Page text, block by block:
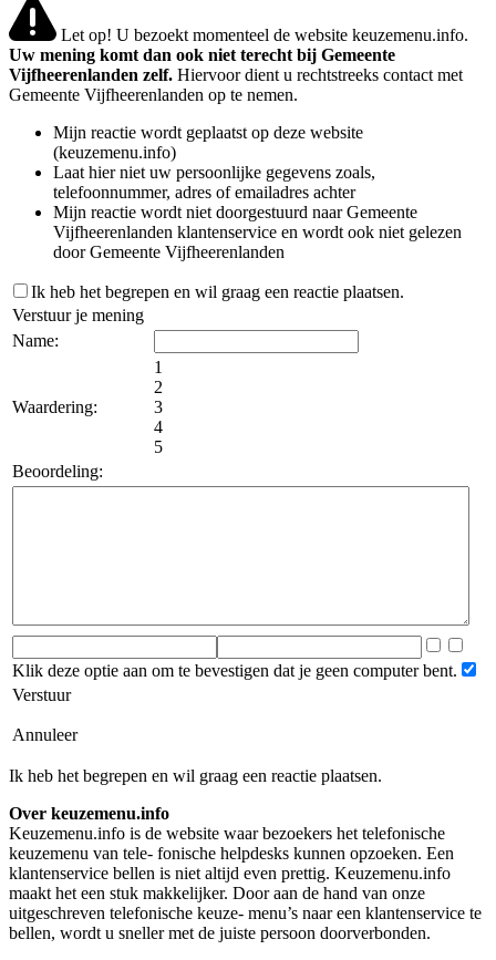
Let op! U bezoekt momenteel de website keuzemenu.info.
Uw mening komt dan ook niet terecht bij Gemeente
Vijfheerenlanden zelf. Hiervoor dient u rechtstreeks contact met
Gemeente Vijfheerenlanden op te nemen.
Mijn reactie wordt geplaatst op deze website
(keuzemenu.info)
Laat hier niet uw persoonlijke gegevens zoals,
telefoonnummer, adres of emailadres achter
Mijn reactie wordt niet doorgestuurd naar Gemeente
Vijfheerenlanden klantenservice en wordt ook niet gelezen
door Gemeente Vijfheerenlanden
Ik heb het begrepen en wil graag een reactie plaatsen.
Verstuur je mening
Name:
Waardering:
1
2
3
4
5
Beoordeling:
Klik deze optie aan om te bevestigen dat je geen computer bent.
Verstuur
Annuleer
Ik heb het begrepen en wil graag een reactie plaatsen.
Over keuzemenu.info
Keuzemenu.info is de website waar bezoekers het telefonische
keuzemenu van tele- fonische helpdesks kunnen opzoeken. Een
klantenservice bellen is niet altijd even prettig. Keuzemenu.info
maakt het een stuk makkelijker. Door aan de hand van onze
uitgeschreven telefonische keuze- menu’s naar een klantenservice te
bellen, wordt u sneller met de juiste persoon doorverbonden.